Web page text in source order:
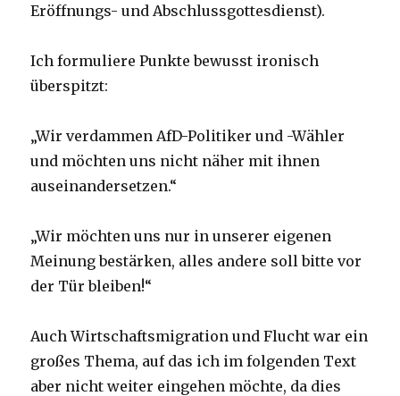
Eröffnungs- und Abschlussgottesdienst).
Ich formuliere Punkte bewusst ironisch
überspitzt:
„Wir verdammen AfD-Politiker und -Wähler
und möchten uns nicht näher mit ihnen
auseinandersetzen.“
„Wir möchten uns nur in unserer eigenen
Meinung bestärken, alles andere soll bitte vor
der Tür bleiben!“
Auch Wirtschaftsmigration und Flucht war ein
großes Thema, auf das ich im folgenden Text
aber nicht weiter eingehen möchte, da dies